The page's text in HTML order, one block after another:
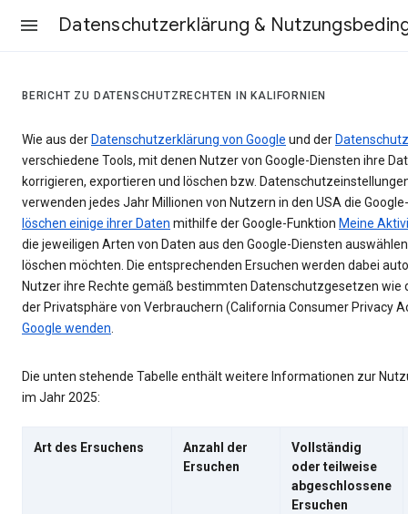
Datenschutzerklärung &
BERICHT ZU DATENSCHUTZRECHTEN IN KALIFORNIEN
Wie aus der Datenschutzerklärung von Google und der
verschiedene Tools, mit denen Nutzer von Google-Diensten ihre
korrigieren, exportieren und löschen bzw.
verwenden jedes Jahr Millionen von Nutzern in den USA die
löschen einige ihrer Daten mithilfe der Google-Funktion Meine
die jeweiligen Arten von Daten aus den Google-Diensten
löschen möchten. Die entsprechenden Ersuchen werden dabei
Nutzer ihre Rechte gemäß bestimmten Datenschutzgesetzen
der Privatsphäre von Verbrauchern (California Consumer Privacy
Google wenden.
Die unten stehende Tabelle enthält weitere Informationen zur
im Jahr 2025:
Art des Ersuchens
Anzahl der
Ersuchen
Vollständig
oder teilweise
abgeschlossene
Ersuchen